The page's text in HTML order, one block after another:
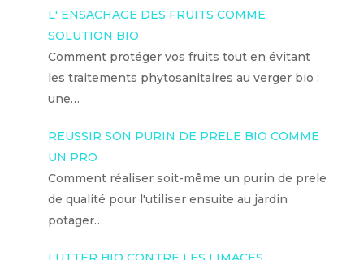
L' ENSACHAGE DES FRUITS COMME
SOLUTION BIO
Comment protéger vos fruits tout en évitant
les traitements phytosanitaires au verger bio ;
une…
REUSSIR SON PURIN DE PRELE BIO COMME
UN PRO
Comment réaliser soit-même un purin de prele
de qualité pour l'utiliser ensuite au jardin
potager…